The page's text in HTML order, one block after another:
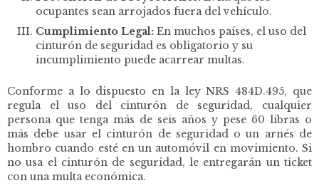
ocupantes sean arrojados fuera del vehículo.
Cumplimiento Legal: En muchos países, el uso del
cinturón de seguridad es obligatorio y su
incumplimiento puede acarrear multas.
Conforme a lo dispuesto en la ley NRS 484D.495, que
regula el uso del cinturón de seguridad, cualquier
persona que tenga más de seis años y pese 60 libras o
más debe usar el cinturón de seguridad o un arnés de
hombro cuando esté en un automóvil en movimiento. Si
no usa el cinturón de seguridad, le entregarán un ticket
con una multa económica.